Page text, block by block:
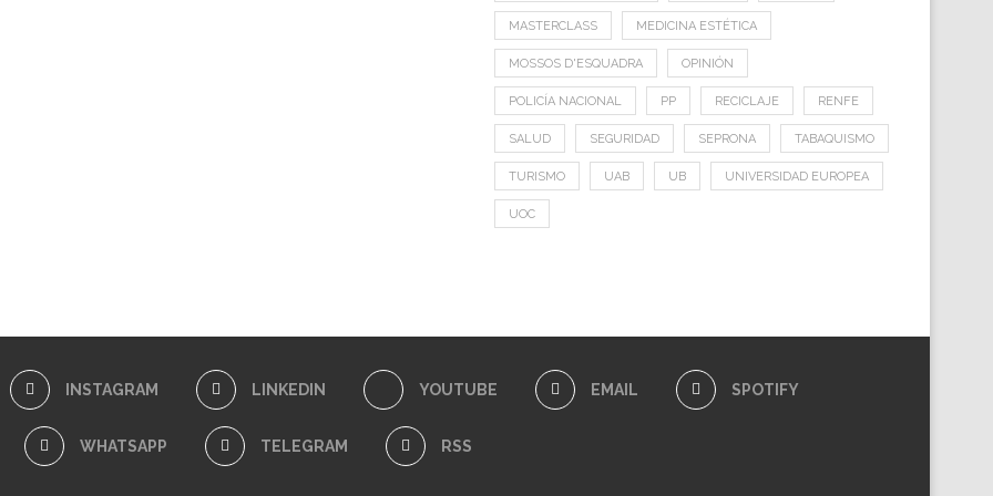
MASTERCLASS MEDICINA ESTÉTICA
MOSSOS D'ESQUADRA OPINIÓN
POLICÍA NACIONAL PP RECICLAJE RENFE
SALUD SEGURIDAD SEPRONA TABAQUISMO
TURISMO UAB UB UNIVERSIDAD EUROPEA
UOC
INSTAGRAM LINKEDIN YOUTUBE EMAIL SPOTIFY
WHATSAPP TELEGRAM RSS